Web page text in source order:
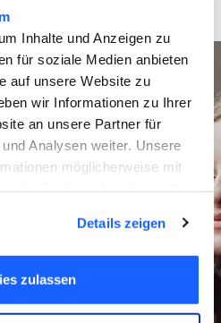
Inhalte und Anzeigen zu
für soziale Medien anbieten
auf unsere Website zu
wir Informationen zu Ihrer
an unsere Partner für
Analysen weiter. Unsere
möglicherweise mit
Einwilligung zu unseren
Webseite weiterhin nutzen.
Details zeigen
zulassen